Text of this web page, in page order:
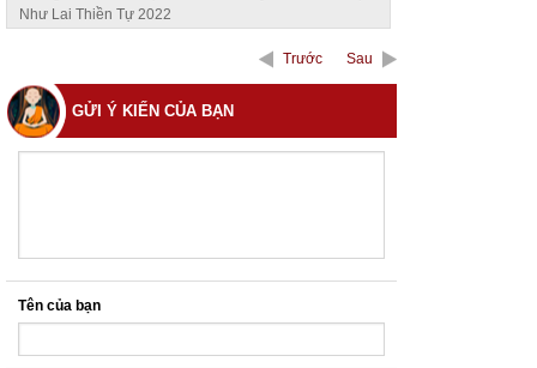
Như Lai Thiền Tự 2022
Trước Sau
GỬI Ý KIẾN CỦA BẠN
Tên của bạn